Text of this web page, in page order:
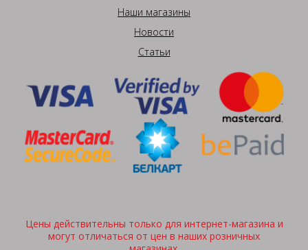
Наши магазины
Новости
Статьи
Цены действительны только для интернет-магазина и
могут отличаться от цен в наших розничных